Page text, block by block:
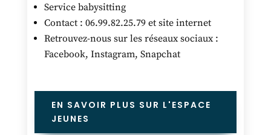
Service babysitting
Contact : 06.99.82.25.79 et site internet
Retrouvez-nous sur les réseaux sociaux :
Facebook, Instagram, Snapchat
EN SAVOIR PLUS SUR L'ESPACE
JEUNES